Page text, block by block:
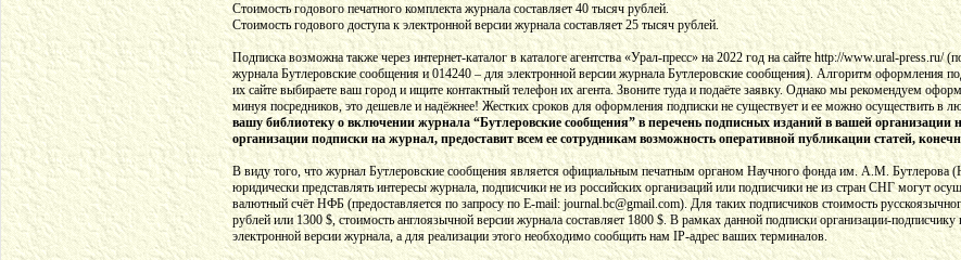
Стоимость годового печатного комплекта журнала составляет 40 тысяч рублей.
Стоимость годового доступа к электронной версии журнала составляет 25 тысяч рублей.
Подписка возможна также через интернет-каталог в каталоге агентства «Урал-пресс» на 2022 год на сайте http://www.ural-press.ru/
журнала Бутлеровские сообщения и 014240 – для электронной версии журнала Бутлеровские сообщения). Алгоритм оформления
их сайте выбираете ваш город и ищите контактный телефон их агента. Звоните туда и подаёте заявку. Однако мы рекомендуем
минуя посредников, это дешевле и надёжнее! Жестких сроков для оформления подписки не существует и ее можно осуществить в
вашу библиотеку о включении журнала “Бутлеровские сообщения” в перечень подписных изданий в вашей организации
организации подписки на журнал, предоставит всем ее сотрудникам возможность оперативной публикации статей,
В виду того, что журнал Бутлеровские сообщения является официальным печатным органом Научного фонда им. А.М. Бутлерова
юридически представлять интересы журнала, подписчики не из российских организаций или подписчики не из стран СНГ могут
валютный счёт НФБ (предоставляется по запросу по E-mail: journal.bc@gmail.com). Для таких подписчиков стоимость
рублей или 1300 $, стоимость англоязычной версии журнала составляет 1800 $. В рамках данной подписки организации-
электронной версии журнала, а для реализации этого необходимо сообщить нам IP-адрес ваших терминалов.